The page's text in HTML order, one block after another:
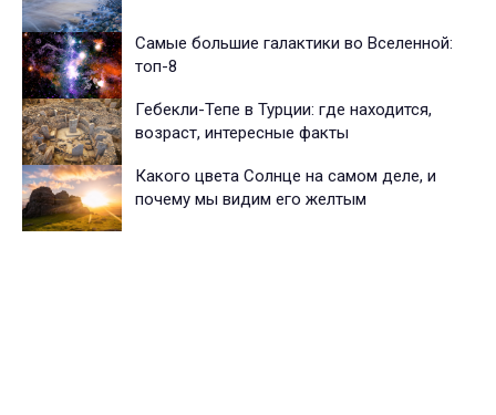
Самые большие галактики во Вселенной:
топ-8
Гебекли-Тепе в Турции: где находится,
возраст, интересные факты
Какого цвета Солнце на самом деле, и
почему мы видим его желтым